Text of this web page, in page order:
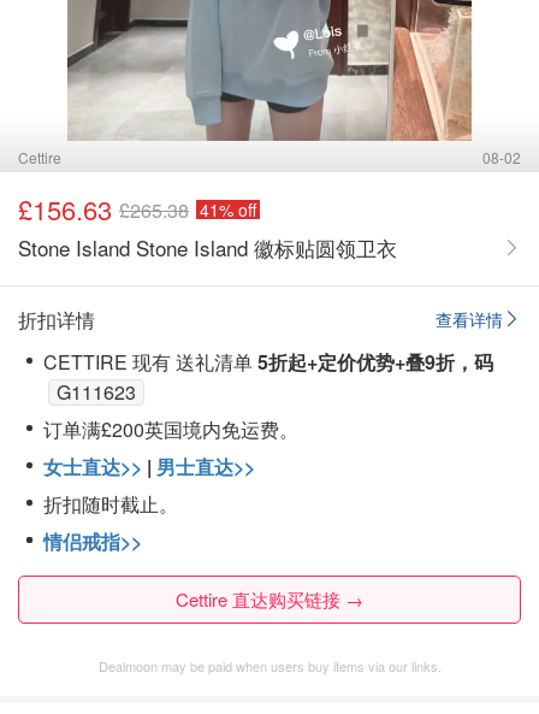
Cettire 08-02
£156.63 £265.38 41% off
Stone Island Stone Island 徽标贴圆领卫衣
查看详情
折扣详情
CETTIRE 现有 送礼清单5折起+定价优势+叠9折，码
G111623
订单满£200英国境内免运费。
女士直达>> | 男士直达>>
折扣随时截止。
情侣戒指>>
Cettire 直达购买链接 →
Dealmoon may be paid when users buy items via our links.